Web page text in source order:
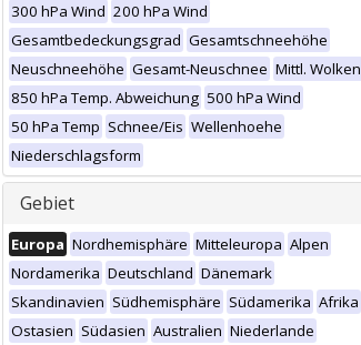
300 hPa Wind 200 hPa Wind
Gesamtbedeckungsgrad Gesamtschneehöhe
Neuschneehöhe Gesamt-Neuschnee Mittl. Wolken
850 hPa Temp. Abweichung 500 hPa Wind
50 hPa Temp Schnee/Eis Wellenhoehe
Niederschlagsform
Gebiet
Europa Nordhemisphäre Mitteleuropa Alpen
Nordamerika Deutschland Dänemark
Skandinavien Südhemisphäre Südamerika Afrika
Ostasien Südasien Australien Niederlande